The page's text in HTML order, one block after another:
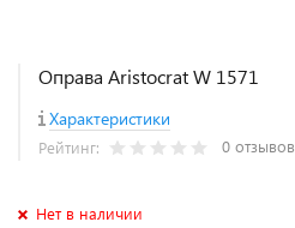
Оправа Aristocrat W 1571
Характеристики
Рейтинг: 0 отзывов
Нет в наличии